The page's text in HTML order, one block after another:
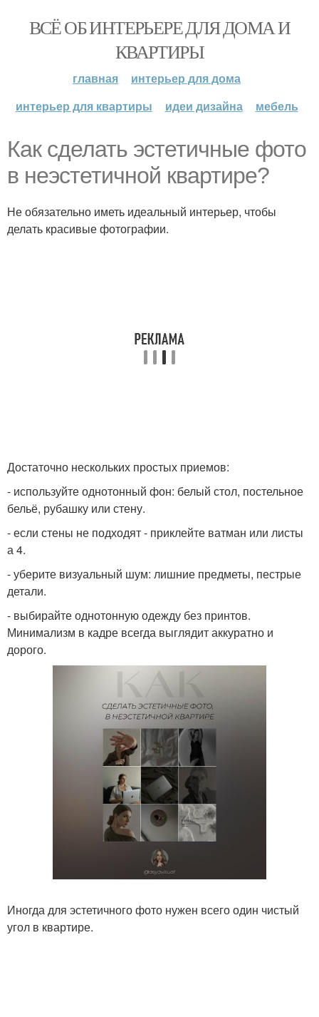
ВСЁ ОБ ИНТЕРЬЕРЕ ДЛЯ ДОМА И
КВАРТИРЫ
главная
интерьер для дома
интерьер для квартиры
идеи дизайна мебель
Как сделать эстетичные фото
в неэстетичной квартире?
Не обязательно иметь идеальный интерьер, чтобы
делать красивые фотографии.
Достаточно нескольких простых приемов:
- используйте однотонный фон: белый стол, постельное
бельё, рубашку или стену.
- если стены не подходят - приклейте ватман или листы
а 4.
- уберите визуальный шум: лишние предметы, пестрые
детали.
- выбирайте однотонную одежду без принтов.
Минимализм в кадре всегда выглядит аккуратно и
дорого.
Иногда для эстетичного фото нужен всего один чистый
угол в квартире.